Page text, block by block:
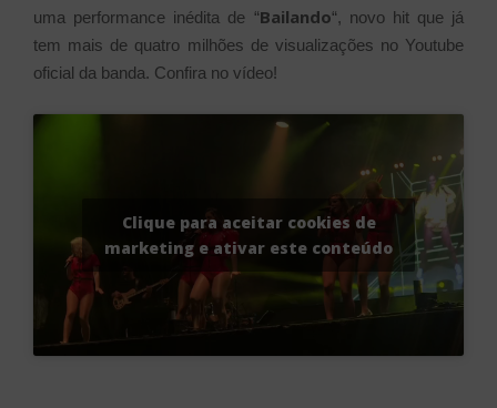
uma performance inédita de “Bailando“, novo hit que já
tem mais de quatro milhões de visualizações no Youtube
oficial da banda. Confira no vídeo!
Clique para aceitar cookies de
marketing e ativar este conteúdo